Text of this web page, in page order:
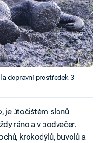
dopravní prostředek 3
je útočištěm slonů
ráno a v podvečer.
krokodýlů, buvolů a